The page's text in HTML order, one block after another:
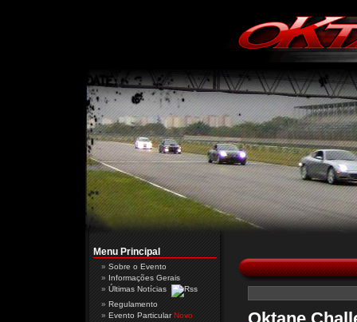
Menu Principal
Sobre o Evento
Informações Gerais
Últimas Notícias
Regulamento
Evento ParticularNovo